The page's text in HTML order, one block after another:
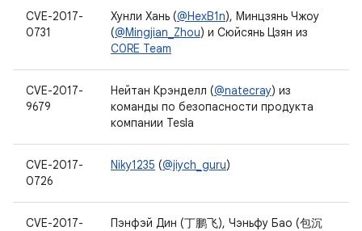
CVE-2017-
0731
Хунли Хань (@HexB1n), Минцзянь Чжоу
(@Mingjian_Zhou) и Сюйсянь Цзян из
C0RE Team
CVE-2017-
9679
Нейтан Крэнделл (@natecray) из
команды по безопасности продукта
компании Tesla
CVE-2017-
0726
Niky1235 (@jiych_guru)
CVE-2017-
Пэнфэй Дин (丁鹏飞), Чэньфу Бао (包沉